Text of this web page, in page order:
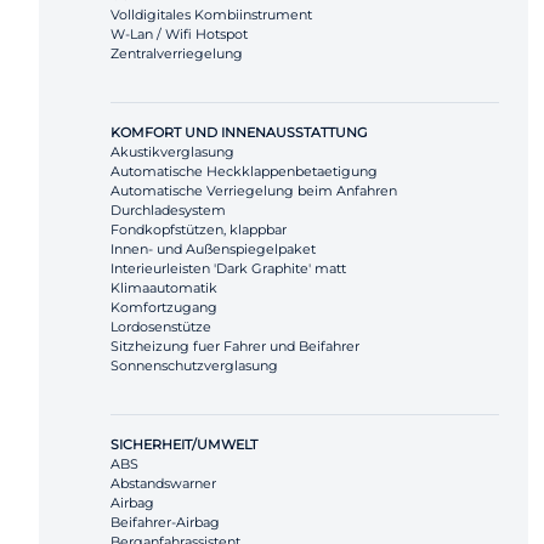
Volldigitales Kombiinstrument
W-Lan / Wifi Hotspot
Zentralverriegelung
KOMFORT UND INNENAUSSTATTUNG
Akustikverglasung
Automatische Heckklappenbetaetigung
Automatische Verriegelung beim Anfahren
Durchladesystem
Fondkopfstützen, klappbar
Innen- und Außenspiegelpaket
Interieurleisten 'Dark Graphite' matt
Klimaautomatik
Komfortzugang
Lordosenstütze
Sitzheizung fuer Fahrer und Beifahrer
Sonnenschutzverglasung
SICHERHEIT/UMWELT
ABS
Abstandswarner
Airbag
Beifahrer-Airbag